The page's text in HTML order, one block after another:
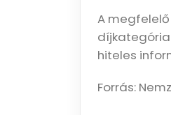
A
hiteles
Forrás: